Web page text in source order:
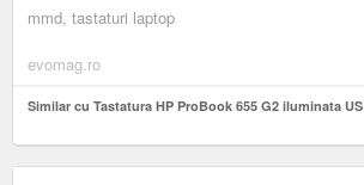
mmd, tastaturi laptop
evomag.ro
Similar cu Tastatura HP ProBook 655 G2 iluminata US